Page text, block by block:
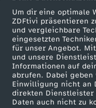
Um dir eine optimale
ZDFtivi präsentieren
und vergleichbare
eingesetzten
für unser Angebot.
und unsere
Informationen auf
abrufen. Dabei
Einwilligung nicht an
direkten Dienstleister
Daten auch nicht zu
Mehr ZDF
ZDF-Apps
Smart TV
ZDFtext